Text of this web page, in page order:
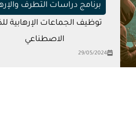
برنامج دراسات التطرف
توظيف الجماعات الإرهابية
الاصطناعي
29/05/2024